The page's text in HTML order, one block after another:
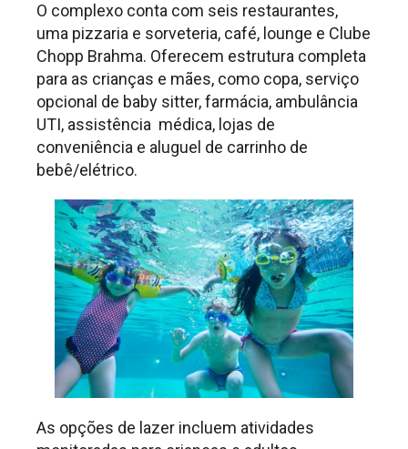
O complexo conta com seis restaurantes,
uma pizzaria e sorveteria, café, lounge e Clube
Chopp Brahma. Oferecem estrutura completa
para as crianças e mães, como copa, serviço
opcional de baby sitter, farmácia, ambulância
UTI, assistência médica, lojas de
conveniência e aluguel de carrinho de
bebê/elétrico.
As opções de lazer incluem atividades